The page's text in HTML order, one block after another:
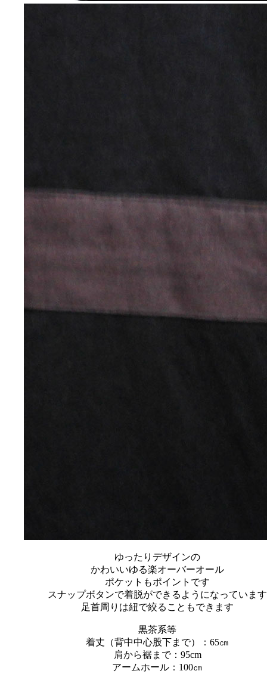
ゆったりデザインの
かわいいゆる楽オーバーオール
ポケットもポイントです
スナップボタンで着脱ができるようになっています
足首周りは紐で絞ることもできます
黒茶系等
着丈（背中中心股下まで）：65㎝
肩から裾まで：95cm
アームホール：100㎝